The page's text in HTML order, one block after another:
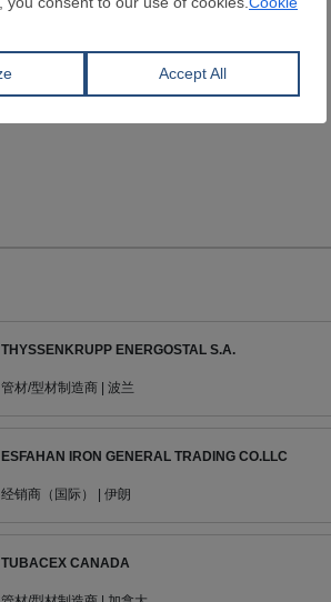
THYSSENKRUPP ENERGOSTAL S.A.
管材/型材制造商 | 波兰
ESFAHAN IRON GENERAL TRADING CO.LLC
经销商（国际） | 伊朗
TUBACEX CANADA